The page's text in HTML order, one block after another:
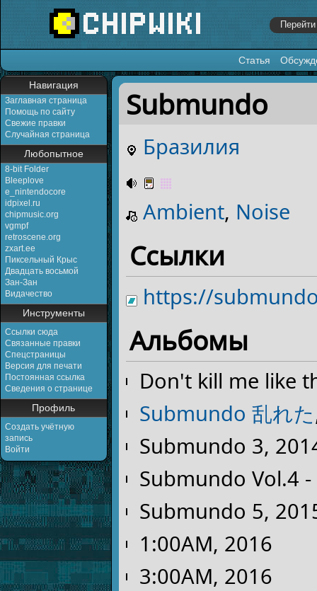
Статья
Навигация
Заглавная страница
Помощь по сайту
Свежие правки
Случайная страница
Любопытное
8-bit Folder
Bleeplove
e_nintendocore
idpixel.ru
chipmusic.org
vgmpf
retroscene.org
zxart.ee
Пиксельный Крыс
Двадцать восьмой
Зан-Зан
Видачество
Инструменты
Ссылки сюда
Связанные правки
Спецстраницы
Версия для печати
Постоянная ссылка
Сведения о странице
Профиль
Создать учётную
запись
Войти
Перейти к:навигация,поиск
Submundo
Бразилия
Ambient, Noise
Ссылки
https://
Альбомы
Don't kill me like
Submundo 乱れた
Submundo 3,
Submundo Vol.4
Submundo 5,
1:00AM, 2016
3:00AM, 2016